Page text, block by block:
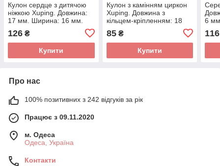
Кулон сердце з дитячою
ніжкою Xuping. Довжина:
17 мм. Ширина: 16 мм.
126 ₴
Купити
Кулон з камінням циркон
Xuping. Довжина з
кільцем-кріпленням: 18
85₴
Купити
6
116
Про нас
100% позитивних з 242 відгуків за рік
Працює з 09.11.2020
м. Одеса
Одеса, Україна
Контакти